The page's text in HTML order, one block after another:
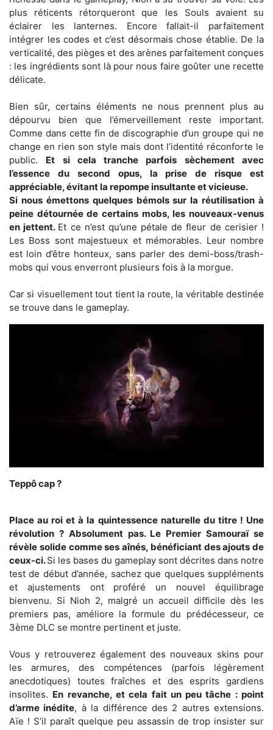
plus réticents rétorqueront que les Souls avaient su
éclairer les lanternes. Encore fallait-il parfaitement
intégrer les codes et c’est désormais chose établie. De la
verticalité, des pièges et des arènes parfaitement conçues
: les ingrédients sont là pour nous faire goûter une recette
délicate.
Bien sûr, certains éléments ne nous prennent plus au
dépourvu bien que l’émerveillement reste important.
Comme dans cette fin de discographie d’un groupe qui ne
change en rien son style mais dont l’identité réconforte le
public. Et si cela tranche parfois sèchement avec
l’essence du second opus, la prise de risque est
appréciable, évitant la repompe insultante et vicieuse.
Si nous émettons quelques bémols sur la réutilisation à
peine détournée de certains mobs, les nouveaux-venus
en jettent. Et ce n’est qu’une pétale de fleur de cerisier !
Les Boss sont majestueux et mémorables. Leur nombre
est loin d’être honteux, sans parler des demi-boss/trash-
mobs qui vous enverront plusieurs fois à la morgue.
Car si visuellement tout tient la route, la véritable destinée
se trouve dans le gameplay.
Teppô cap ?
Place au roi et à la quintessence naturelle du titre ! Une
révolution ? Absolument pas. Le Premier Samouraï se
révèle solide comme ses aînés, bénéficiant des ajouts de
ceux-ci.Si les bases du gameplay sont décrites dans notre
test de début d’année, sachez que quelques suppléments
et ajustements ont proféré un nouvel équilibrage
bienvenu. Si Nioh 2, malgré un accueil difficile dès les
premiers pas, améliore la formule du prédécesseur, ce
3ème DLC se montre pertinent et juste.
Vous y retrouverez également des nouveaux skins pour
les armures, des compétences (parfois légèrement
anecdotiques) toutes fraîches et des esprits gardiens
insolites. En revanche, et cela fait un peu tâche : point
d’arme inédite, à la différence des 2 autres extensions.
Aïe ! S’il paraît quelque peu assassin de trop insister sur